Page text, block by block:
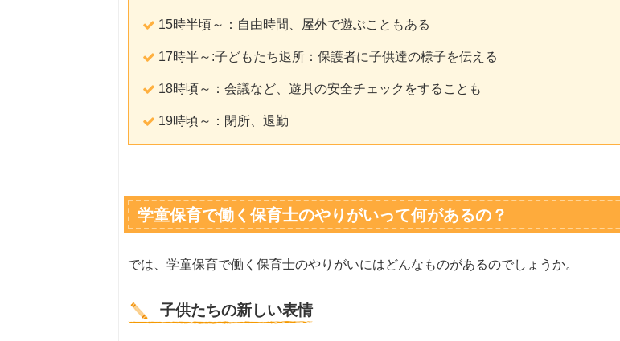
15時半頃～：自由時間、屋外で遊ぶこともある
17時半～:子どもたち退所：保護者に子供達の様子を伝える
18時頃～：会議など、遊具の安全チェックをすることも
19時頃～：閉所、退勤
学童保育で働く保育士のやりがいって何があるの？
では、学童保育で働く保育士のやりがいにはどんなものがあるのでしょうか。
子供たちの新しい表情